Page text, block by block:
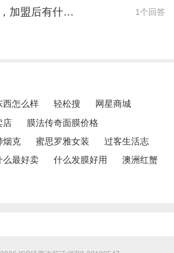
后有什么服务？ 1个回答
西怎么样 轻松搜
网星商城
店
膜法传奇面膜价格
烟克 蜜思罗雅女装
过客生活志
么最好卖 什么发膜好用
澳洲红蟹